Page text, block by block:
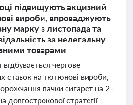
підвищують акцизний
вироби, впроваджують
марку з листопада та
за нелегальну
товарами
відбувається чергове
ставок на тютюнові вироби,
пачки сигарет на 2–
довгострокової стратегії